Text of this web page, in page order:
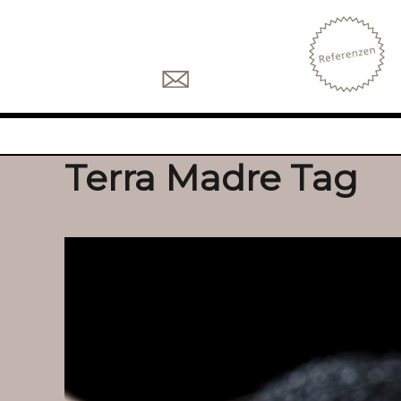
Terra Madre Tag